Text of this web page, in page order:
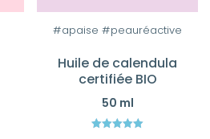
#apaise #peauréactive
Huile de calendula
certifiée BIO
50 ml